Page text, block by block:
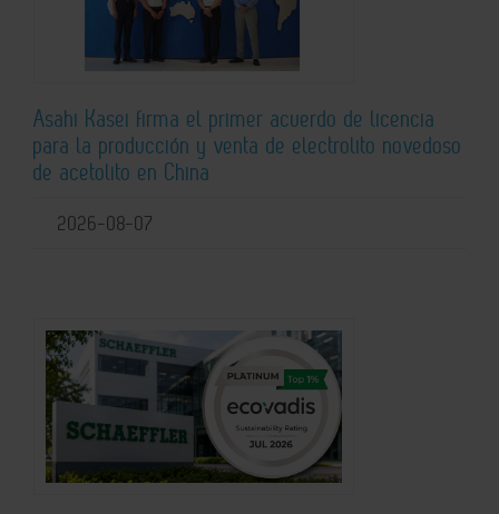
Asahi Kasei firma el primer acuerdo de licencia
para la producción y venta de electrolito novedoso
de acetolito en China
2026-08-07